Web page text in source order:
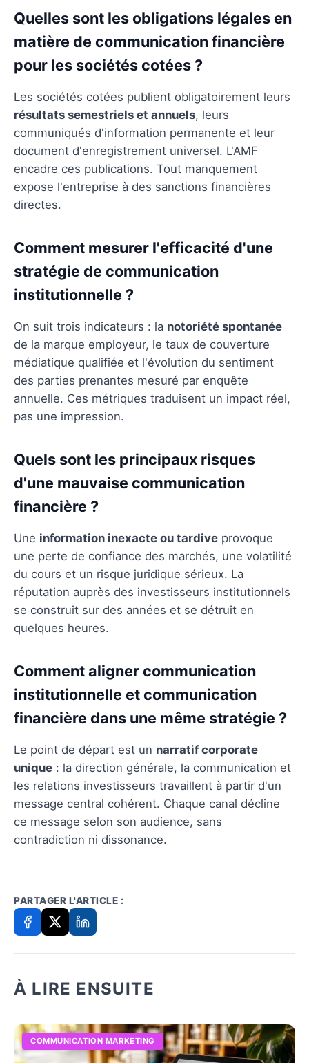
Quelles sont les obligations légales en
matière de communication financière
pour les sociétés cotées ?
Les sociétés cotées publient obligatoirement leurs
résultats semestriels et annuels, leurs
communiqués d'information permanente et leur
document d'enregistrement universel. L'AMF
encadre ces publications. Tout manquement
expose l'entreprise à des sanctions financières
directes.
Comment mesurer l'efficacité d'une
stratégie de communication
institutionnelle ?
On suit trois indicateurs : la notoriété spontanée
de la marque employeur, le taux de couverture
médiatique qualifiée et l'évolution du sentiment
des parties prenantes mesuré par enquête
annuelle. Ces métriques traduisent un impact réel,
pas une impression.
Quels sont les principaux risques
d'une mauvaise communication
financière ?
Une information inexacte ou tardive provoque
une perte de confiance des marchés, une volatilité
du cours et un risque juridique sérieux. La
réputation auprès des investisseurs institutionnels
se construit sur des années et se détruit en
quelques heures.
Comment aligner communication
institutionnelle et communication
financière dans une même stratégie ?
Le point de départ est un narratif corporate
unique : la direction générale, la communication et
les relations investisseurs travaillent à partir d'un
message central cohérent. Chaque canal décline
ce message selon son audience, sans
contradiction ni dissonance.
PARTAGER L'ARTICLE :
À LIRE ENSUITE
COMMUNICATION MARKETING